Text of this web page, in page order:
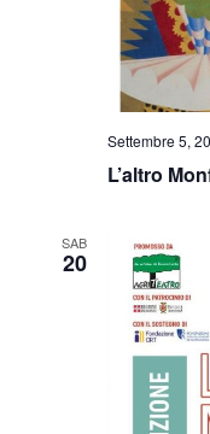
Settembre 5,
L’altro
SAB
20